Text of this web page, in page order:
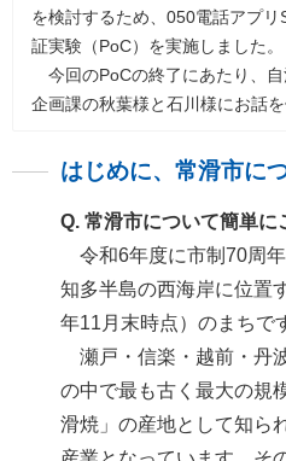
を検討するため、050電話アプ
証実験（PoC）を実施しました。
今回のPoCの終了にあたり、
企画課の秋葉様と石川様にお話を
はじめに、常滑市に
Q. 常滑市について簡単に
令和6年度に市制70周
知多半島の西海岸に位置
年11月末時点）のまちで
瀬戸・信楽・越前・丹
の中で最も古く最大の規
滑焼」の産地として知ら